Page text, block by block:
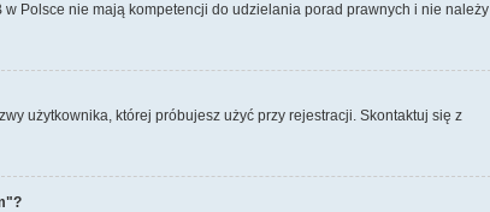
Polsce nie mają kompetencji do udzielania porad prawnych i nie należy
użytkownika, której próbujesz użyć przy rejestracji. Skontaktuj się z